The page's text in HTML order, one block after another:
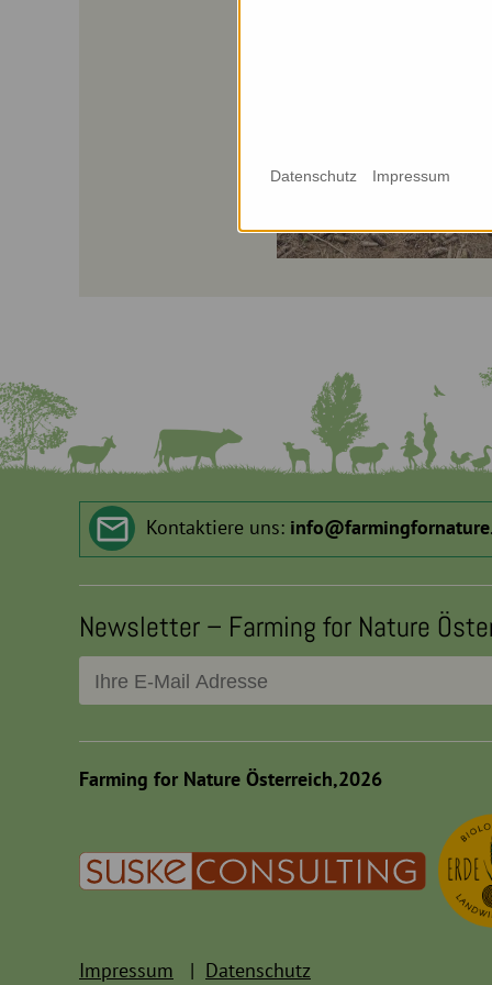
Kontaktiere uns: info@
Newsletter – Farming for Nature
Farming for Nature Österreich,2026
Impressum Datenschutz
Datenschutz Impressum